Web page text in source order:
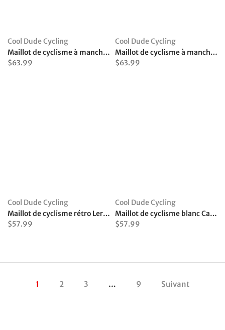
Cool Dude Cycling
Maillot de cyclisme à manches longues Coffee Is A Hug In A Mug
$63.99
Cool Dude Cycling
Maillot de cyclisme à manches longues « Tout s'améliore avec du café »
$63.99
Cool Dude Cycling
Maillot de cyclisme rétro Leroux
$57.99
Cool Dude Cycling
Maillot de cyclisme blanc California Republic
$57.99
1 2 3 … 9 Suivant